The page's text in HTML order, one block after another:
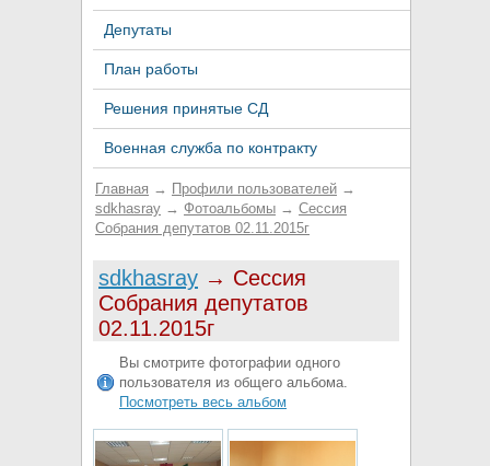
Депутаты
План работы
Решения принятые СД
Военная служба по контракту
Главная → Профили пользователей →
sdkhasray → Фотоальбомы → Сессия
Собрания депутатов 02.11.2015г
sdkhasray → Сессия
Собрания депутатов
02.11.2015г
Вы смотрите фотографии одного
пользователя из общего альбома.
Посмотреть весь альбом